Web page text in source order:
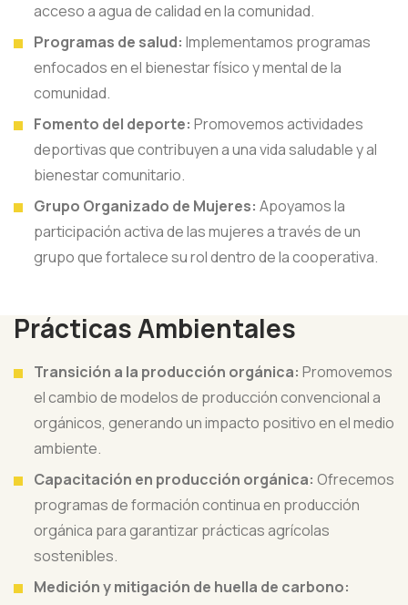
acceso a agua de calidad en la comunidad.
Programas de salud: Implementamos programas
enfocados en el bienestar físico y mental de la
comunidad.
Fomento del deporte: Promovemos actividades
deportivas que contribuyen a una vida saludable y al
bienestar comunitario.
Grupo Organizado de Mujeres: Apoyamos la
participación activa de las mujeres a través de un
grupo que fortalece su rol dentro de la cooperativa.
Prácticas Ambientales
Transición a la producción orgánica: Promovemos
el cambio de modelos de producción convencional a
orgánicos, generando un impacto positivo en el medio
ambiente.
Capacitación en producción orgánica: Ofrecemos
programas de formación continua en producción
orgánica para garantizar prácticas agrícolas
sostenibles.
Medición y mitigación de huella de carbono: